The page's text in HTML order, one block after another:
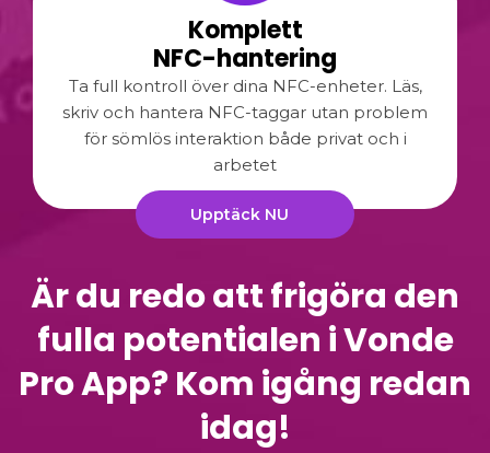
Komplett
NFC-hantering
Ta full kontroll över dina NFC-enheter. Läs,
skriv och hantera NFC-taggar utan problem
för sömlös interaktion både privat och i
arbetet
Upptäck NU
Är du redo att frigöra den
fulla potentialen i Vonde
Pro App? Kom igång redan
idag!